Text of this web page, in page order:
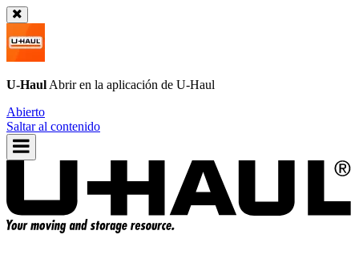
U-Haul Abrir en la aplicación de U-Haul
Abierto
Saltar al contenido